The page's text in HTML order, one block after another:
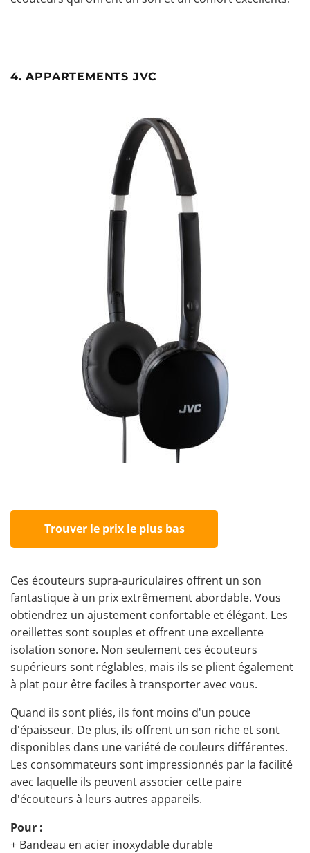
4. APPARTEMENTS JVC
Trouver le prix le plus bas
Ces écouteurs supra-auriculaires offrent un son
fantastique à un prix extrêmement abordable. Vous
obtiendrez un ajustement confortable et élégant. Les
oreillettes sont souples et offrent une excellente
isolation sonore. Non seulement ces écouteurs
supérieurs sont réglables, mais ils se plient également
à plat pour être faciles à transporter avec vous.
Quand ils sont pliés, ils font moins d'un pouce
d'épaisseur. De plus, ils offrent un son riche et sont
disponibles dans une variété de couleurs différentes.
Les consommateurs sont impressionnés par la facilité
avec laquelle ils peuvent associer cette paire
d'écouteurs à leurs autres appareils.
Pour :
+ Bandeau en acier inoxydable durable